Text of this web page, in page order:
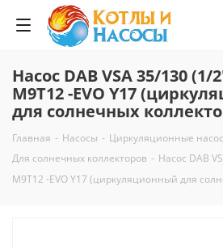
Насос DAB VSA 35/130 (1/
M9T12 -EVO Y17
для солнечных
Главная - Насосы - Циркуляционные
Для солнечных коллекторов - Насос DAB
M9T12 -EVO Y17 (циркуляционный для